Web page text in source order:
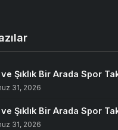
Şıklık Bir Arada Spor
31, 2026
Şıklık Bir Arada Spor
31, 2026